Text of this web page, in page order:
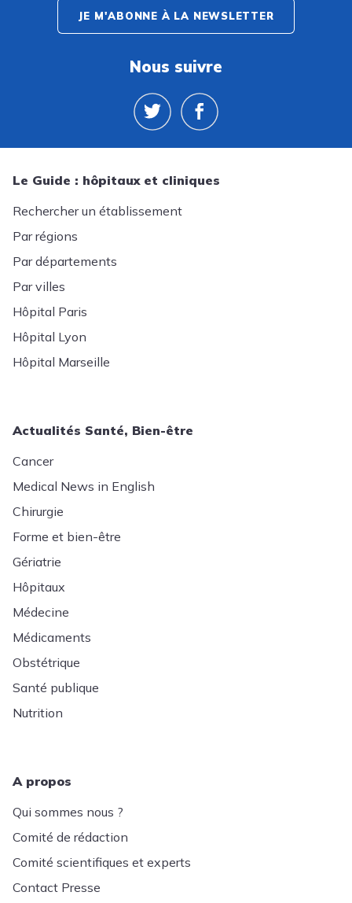
JE M'ABONNE À LA NEWSLETTER
Nous suivre
Le Guide : hôpitaux et cliniques
Rechercher un établissement
Par régions
Par départements
Par villes
Hôpital Paris
Hôpital Lyon
Hôpital Marseille
Actualités Santé, Bien-être
Cancer
Medical News in English
Chirurgie
Forme et bien-être
Gériatrie
Hôpitaux
Médecine
Médicaments
Obstétrique
Santé publique
Nutrition
A propos
Qui sommes nous ?
Comité de rédaction
Comité scientifiques et experts
Contact Presse